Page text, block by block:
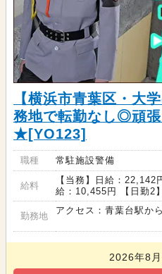
【横浜市青葉区・大
務地で転勤なし◎頑
★[YO123]
職種 常駐施設警備
給料
【当務】日給：22,142
給：10,455円 【日勤2
勤務地
アクセス：青葉台駅か
2026年8